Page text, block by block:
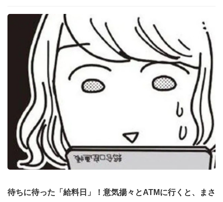
待ちに待った「給料日」！意気揚々とATMに行くと、まさ